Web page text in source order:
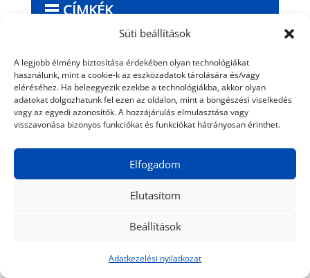
Süti beállítások
A legjobb élmény biztosítása érdekében olyan technológiákat
használunk, mint a cookie-k az eszközadatok tárolására és/vagy
eléréséhez. Ha beleegyezik ezekbe a technológiákba, akkor olyan
adatokat dolgozhatunk fel ezen az oldalon, mint a böngészési viselkedés
vagy az egyedi azonosítók. A hozzájárulás elmulasztása vagy
visszavonása bizonyos funkciókat és funkciókat hátrányosan érinthet.
Elfogadom
Elutasítom
Beállítások
Adatkezelési nyilatkozat
CÍMKÉK
Balatonfüred (10) bor(13) Budapest(129)
Centrál Színház(21) dokumentumfilm(15) Dánia(10)
Egyesült Államok (10) festészet(18) fesztivál(14)
Hermányi Mariann(11) húsvét(10) India(20)
jótékonyság(11) karácsony
(11) Kína(28)